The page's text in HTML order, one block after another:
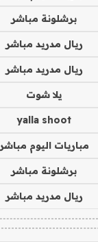
برشلونة مباشر
ريال مدريد مباشر
ريال مدريد مباشر
يلا شوت
yalla shoot
مباريات اليوم مباشر
برشلونة مباشر
ريال مدريد مباشر